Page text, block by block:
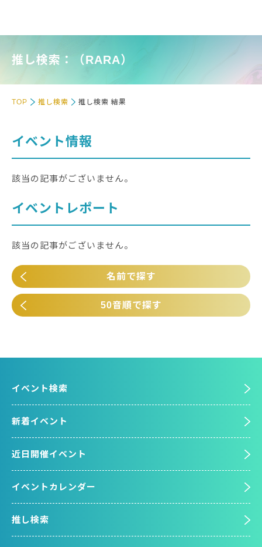
推し検索：（RARA）
TOP 推し検索 推し検索 結果
イベント情報
該当の記事がございません。
イベントレポート
該当の記事がございません。
名前で探す
50音順で探す
イベント検索
新着イベント
近日開催イベント
イベントカレンダー
推し検索